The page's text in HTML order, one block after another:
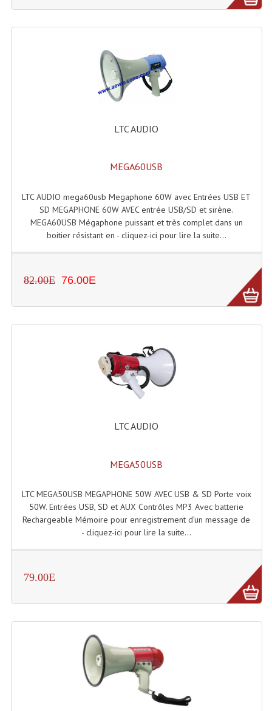
Matériel Karaoké
Disque DVD
LISTE DU MATERIEL D'OCCASION
PLAN ACCES, LES HORAIRES
CRÉER UN COMPTE
LTC AUDIO
MEGA60USB
LTC AUDIO mega60usb Megaphone 60W avec Entrées USB ET
SD MEGAPHONE 60W AVEC entrée USB/SD et sirène.
MEGA60USB Mégaphone puissant et très complet dans un
boitier résistant en - cliquez-ici pour lire la suite...
82.00E 76.00E
LTC AUDIO
MEGA50USB
LTC MEGA50USB MEGAPHONE 50W AVEC USB & SD Porte voix
50W. Entrées USB, SD et AUX Contrôles MP3 Avec batterie
Rechargeable Mémoire pour enregistrement d’un message de
- cliquez-ici pour lire la suite...
79.00E